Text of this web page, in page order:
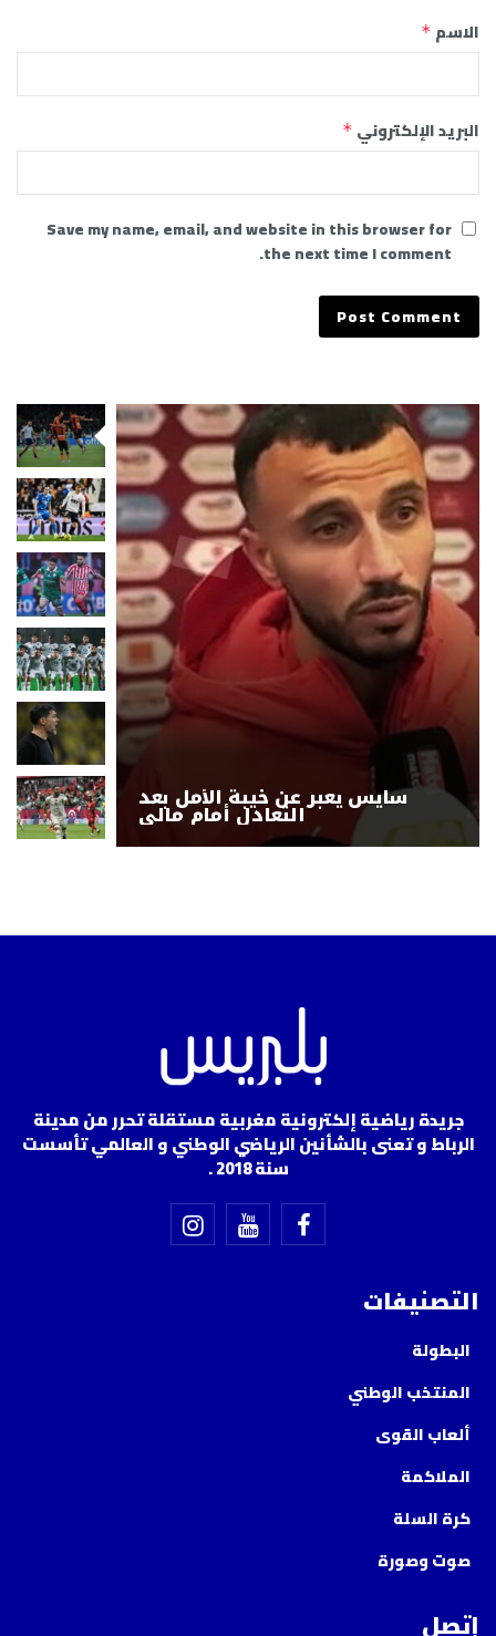
الاسم *
البريد الإلكتروني *
Save my name, email, and website in this browser for
the next time I comment.
سايس يعبر عن خيبة الأمل بعد
التعادل أمام مالي
جريدة رياضية إلكترونية مغربية مستقلة تحرر من مدينة
الرباط و تعنى بالشأنين الرياضي الوطني و العالمي تأسست
سنة 2018 .
التصنيفات
البطولة
المنتخب الوطني
ألعاب القوى
الملاكمة
كرة السلة
صوت وصورة
إتصل